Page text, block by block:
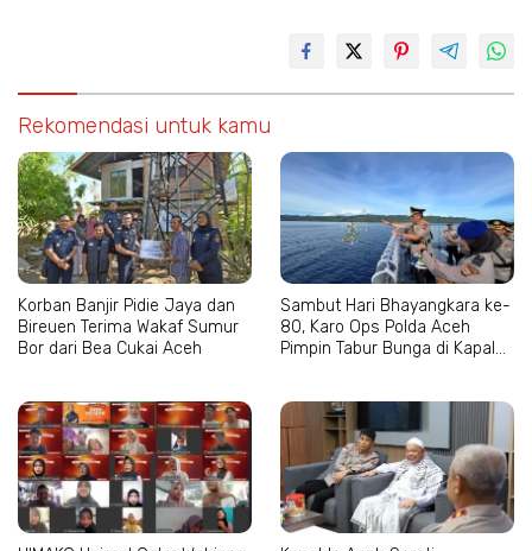
Rekomendasi untuk kamu
Korban Banjir Pidie Jaya dan
Bireuen Terima Wakaf Sumur
Bor dari Bea Cukai Aceh
Sambut Hari Bhayangkara ke-
80, Karo Ops Polda Aceh
Pimpin Tabur Bunga di Kapal